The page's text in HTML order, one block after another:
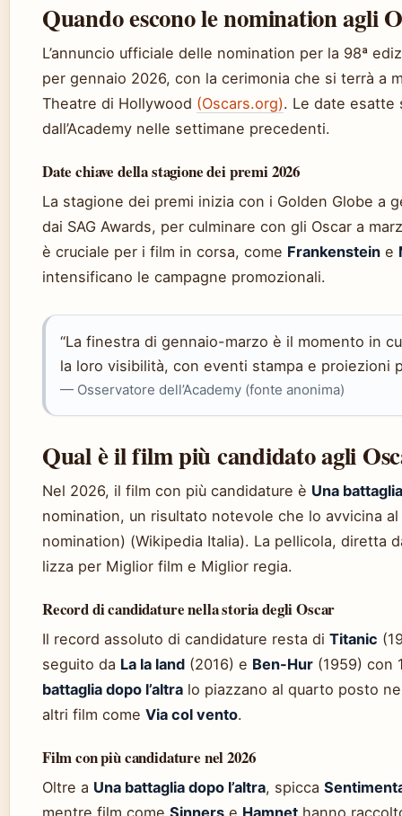
Quando escono le nomination agli
L’annuncio ufficiale delle nomination per la 98ª
per gennaio 2026, con la cerimonia che si terrà a
Theatre di Hollywood (Oscars.org). Le date esatte
dall’Academy nelle settimane precedenti.
Date chiave della stagione dei premi 2026
La stagione dei premi inizia con i Golden Globe a
dai SAG Awards, per culminare con gli Oscar a
è cruciale per i film in corsa, come Frankenstein e
intensificano le campagne promozionali.
“La finestra di gennaio-marzo è il momento in
la loro visibilità, con eventi stampa e proiezioni
— Osservatore dell’Academy (fonte anonima)
Qual è il film più candidato agli
Nel 2026, il film con più candidature è Una
nomination, un risultato notevole che lo avvicina
nomination) (Wikipedia Italia). La pellicola, diretta
lizza per Miglior film e Miglior regia.
Record di candidature nella storia degli Oscar
Il record assoluto di candidature resta di Titanic
seguito da La la land (2016) e Ben-Hur (1959) con
battaglia dopo l’altra lo piazzano al quarto posto
altri film come Via col vento.
Film con più candidature nel 2026
Oltre a Una battaglia dopo l’altra, spicca